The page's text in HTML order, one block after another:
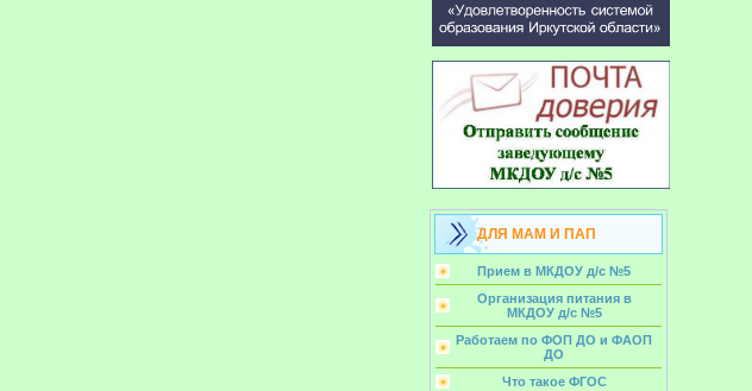
ДЛЯ МАМ И ПАП
Прием в МКДОУ д/с №5
Организация питания в
МКДОУ д/с №5
Работаем по ФОП ДО и ФАОП
ДО
Что такое ФГОС